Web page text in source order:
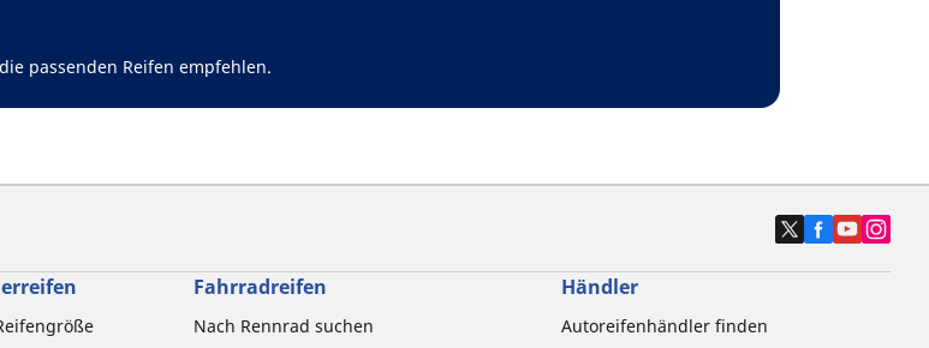
passenden Reifen empfehlen.
Fahrradreifen
Nach Rennrad suchen
Händler
Autoreifenhändler finden